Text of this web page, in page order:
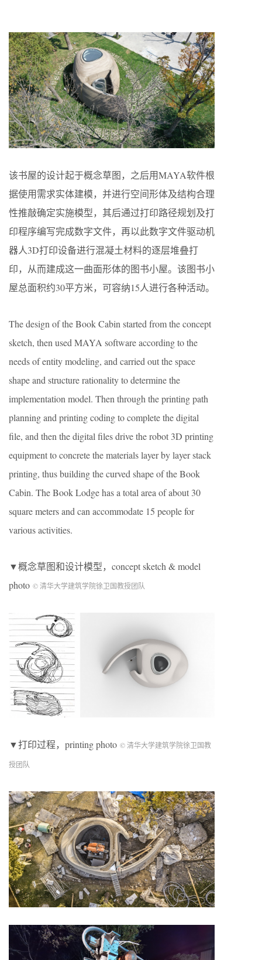
该书屋的设计起于概念草图，之后用MAYA软件根
据使用需求实体建模，并进行空间形体及结构合理
性推敲确定实施模型，其后通过打印路径规划及打
印程序编写完成数字文件，再以此数字文件驱动机
器人3D打印设备进行混凝土材料的逐层堆叠打
印，从而建成这一曲面形体的图书小屋。该图书小
屋总面积约30平方米，可容纳15人进行各种活动。
The design of the Book Cabin started from the concept
sketch, then used MAYA software according to the
needs of entity modeling, and carried out the space
shape and structure rationality to determine the
implementation model. Then through the printing path
planning and printing coding to complete the digital
file, and then the digital files drive the robot 3D printing
equipment to concrete the materials layer by layer stack
printing, thus building the curved shape of the Book
Cabin. The Book Lodge has a total area of about 30
square meters and can accommodate 15 people for
various activities.
▼概念草图和设计模型，concept sketch & model
photo © 清华大学建筑学院徐卫国教授团队
▼打印过程，printing photo © 清华大学建筑学院徐卫国教
授团队